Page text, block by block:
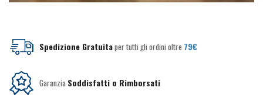
Spedizione Gratuitaper tutti gli ordini oltre 79€
Garanzia Soddisfatti o Rimborsati